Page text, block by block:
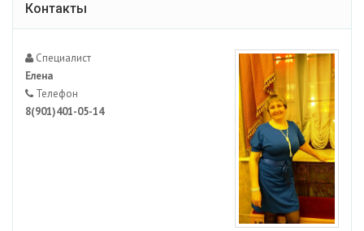
Контакты
Специалист
Елена
Телефон
8(901)401-05-14